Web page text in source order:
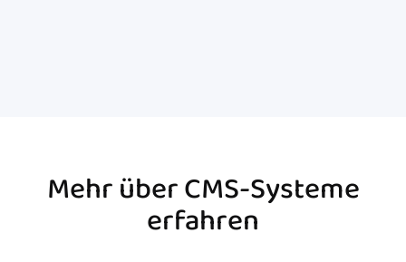
Mehr über CMS-Systeme
erfahren